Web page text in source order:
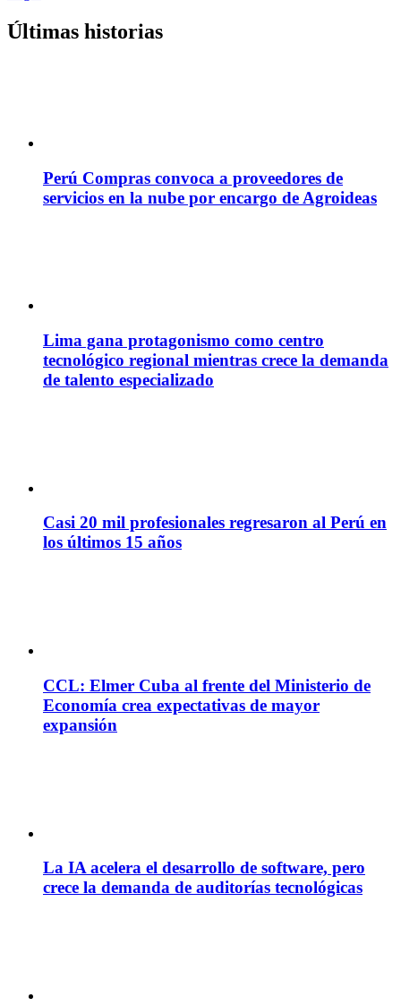
Últimas historias
Perú Compras convoca a proveedores de
servicios en la nube por encargo de Agroideas
Lima gana protagonismo como centro
tecnológico regional mientras crece la demanda
de talento especializado
Casi 20 mil profesionales regresaron al Perú en
los últimos 15 años
CCL: Elmer Cuba al frente del Ministerio de
Economía crea expectativas de mayor
expansión
La IA acelera el desarrollo de software, pero
crece la demanda de auditorías tecnológicas